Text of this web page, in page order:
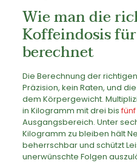
Wie man die
Koffeindosis
berechnet
Die Berechnung der
Präzision, kein Raten, und
dem Körpergewicht.
in Kilogramm mit drei bis
Ausgangsbereich. Unter
Kilogramm zu bleiben hält
beherrschbar und schützt
unerwünschte Folgen